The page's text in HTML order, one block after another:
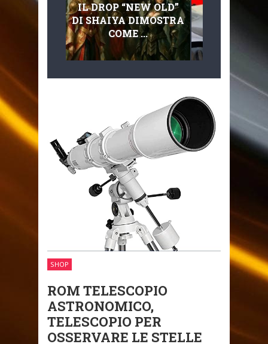
IL DROP “NEW OLD”
DI SHAIYA DIMOSTRA
COME ...
SHOP
ROM TELESCOPIO
ASTRONOMICO,
TELESCOPIO PER
OSSERVARE LE STELLE